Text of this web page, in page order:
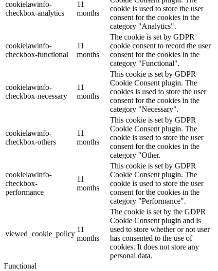
cookielawinfo-
checkbox-analytics
11
months
cookie is used to store the user
consent for the cookies in the
category "Analytics".
cookielawinfo-
checkbox-functional
11
months
The cookie is set by GDPR
cookie consent to record the user
consent for the cookies in the
category "Functional".
cookielawinfo-
checkbox-necessary
11
months
This cookie is set by GDPR
Cookie Consent plugin. The
cookies is used to store the user
consent for the cookies in the
category "Necessary".
cookielawinfo-
checkbox-others
11
months
This cookie is set by GDPR
Cookie Consent plugin. The
cookie is used to store the user
consent for the cookies in the
category "Other.
cookielawinfo-
checkbox-
performance
11
months
This cookie is set by GDPR
Cookie Consent plugin. The
cookie is used to store the user
consent for the cookies in the
category "Performance".
viewed_cookie_policy
11
months
The cookie is set by the GDPR
Cookie Consent plugin and is
used to store whether or not user
has consented to the use of
cookies. It does not store any
personal data.
Functional